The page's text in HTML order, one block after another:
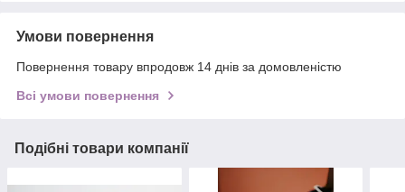
Умови повернення
Повернення товару впродовж 14 днів за домовленістю
Всі умови повернення
Подібні товари компанії